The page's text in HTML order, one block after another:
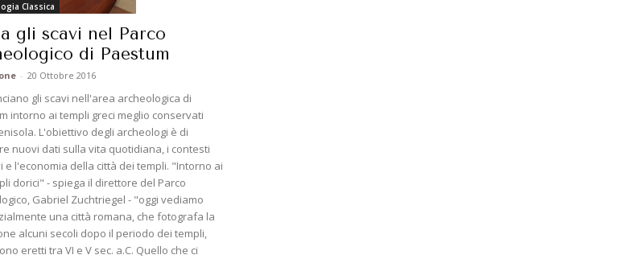
Classica
gli scavi nel Parco
di Paestum
- 20 Ottobre 2016
gli scavi nell'area archeologica di
intorno ai templi greci meglio conservati
L'obiettivo degli archeologi è di
nuovi dati sulla vita quotidiana, i contesti
e l'economia della città dei templi. "Intorno ai
dorici" - spiega il direttore del Parco
Gabriel Zuchtriegel - "oggi vediamo
una città romana, che fotografa la
alcuni secoli dopo il periodo dei templi,
eretti tra VI e V sec. a.C. Quello che ci